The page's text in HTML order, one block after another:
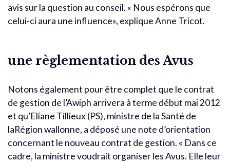
avis sur la question au conseil. « Nous espérons que
celui-ci aura une influence», explique Anne Tricot.
une règlementation des Avus
Notons également pour être complet que le contrat
de gestion de l’Awiph arrivera à terme début mai 2012
et qu’Eliane Tillieux (PS), ministre de la Santé de
laRégion wallonne, a déposé une note d’orientation
concernant le nouveau contrat de gestion. « Dans ce
cadre, la ministre voudrait organiser les Avus. Elle leur